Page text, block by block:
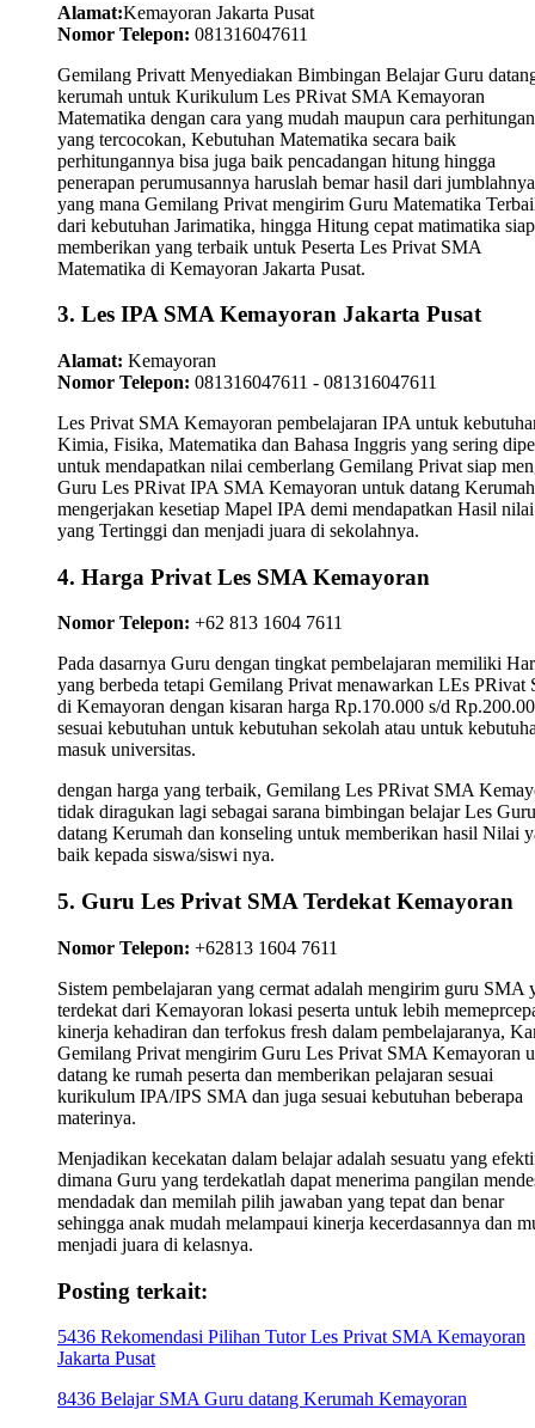
Alamat:Kemayoran Jakarta Pusat
Nomor Telepon: 081316047611
Gemilang Privatt Menyediakan Bimbingan Belajar Guru
kerumah untuk Kurikulum Les PRivat SMA Kemayoran
Matematika dengan cara yang mudah maupun cara perhitungan
yang tercocokan, Kebutuhan Matematika secara baik
perhitungannya bisa juga baik pencadangan hitung hingga
penerapan perumusannya haruslah bemar hasil dari
yang mana Gemilang Privat mengirim Guru Matematika
dari kebutuhan Jarimatika, hingga Hitung cepat matimatika siap
memberikan yang terbaik untuk Peserta Les Privat SMA
Matematika di Kemayoran Jakarta Pusat.
3. Les IPA SMA Kemayoran Jakarta Pusat
Alamat: Kemayoran
Nomor Telepon: 081316047611 - 081316047611
Les Privat SMA Kemayoran pembelajaran IPA untuk
Kimia, Fisika, Matematika dan Bahasa Inggris yang sering
untuk mendapatkan nilai cemberlang Gemilang Privat siap
Guru Les PRivat IPA SMA Kemayoran untuk datang
mengerjakan kesetiap Mapel IPA demi mendapatkan Hasil nilai
yang Tertinggi dan menjadi juara di sekolahnya.
4. Harga Privat Les SMA Kemayoran
Nomor Telepon: +62 813 1604 7611
Pada dasarnya Guru dengan tingkat pembelajaran memiliki
yang berbeda tetapi Gemilang Privat menawarkan LEs PRivat
di Kemayoran dengan kisaran harga Rp.170.000 s/d
sesuai kebutuhan untuk kebutuhan sekolah atau untuk
masuk universitas.
dengan harga yang terbaik, Gemilang Les PRivat SMA
tidak diragukan lagi sebagai sarana bimbingan belajar Les Guru
datang Kerumah dan konseling untuk memberikan hasil Nilai
baik kepada siswa/siswi nya.
5. Guru Les Privat SMA Terdekat Kemayoran
Nomor Telepon: +62813 1604 7611
Sistem pembelajaran yang cermat adalah mengirim guru SMA
terdekat dari Kemayoran lokasi peserta untuk lebih
kinerja kehadiran dan terfokus fresh dalam pembelajaranya,
Gemilang Privat mengirim Guru Les Privat SMA Kemayoran
datang ke rumah peserta dan memberikan pelajaran sesuai
kurikulum IPA/IPS SMA dan juga sesuai kebutuhan beberapa
materinya.
Menjadikan kecekatan dalam belajar adalah sesuatu yang
dimana Guru yang terdekatlah dapat menerima pangilan
mendadak dan memilah pilih jawaban yang tepat dan benar
sehingga anak mudah melampaui kinerja kecerdasannya dan
menjadi juara di kelasnya.
Posting terkait:
5436 Rekomendasi Pilihan Tutor Les Privat SMA Kemayoran
Jakarta Pusat
8436 Belajar SMA Guru datang Kerumah Kemayoran